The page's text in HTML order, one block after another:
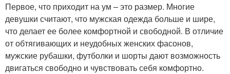
Первое, что приходит на ум – это размер. Многие
девушки считают, что мужская одежда больше и шире,
что делает ее более комфортной и свободной. В отличие
от обтягивающих и неудобных женских фасонов,
мужские рубашки, футболки и шорты дают возможность
двигаться свободно и чувствовать себя комфортно.